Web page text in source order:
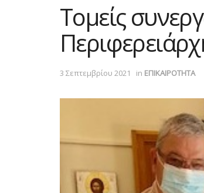
Τομείς
3 Σεπτεμβρίου 2021 in ΕΠΙΚΑΙΡΟΤΗΤΑ